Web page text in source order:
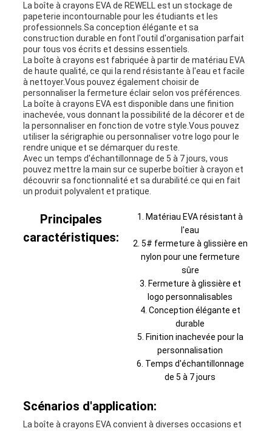
La boîte à crayons EVA de REWELL est un stockage de
papeterie incontournable pour les étudiants et les
professionnels.Sa conception élégante et sa
construction durable en font l'outil d'organisation parfait
pour tous vos écrits et dessins essentiels.
La boîte à crayons est fabriquée à partir de matériau EVA
de haute qualité, ce qui la rend résistante à l'eau et facile
à nettoyer.Vous pouvez également choisir de
personnaliser la fermeture éclair selon vos préférences.
La boîte à crayons EVA est disponible dans une finition
inachevée, vous donnant la possibilité de la décorer et de
la personnaliser en fonction de votre style.Vous pouvez
utiliser la sérigraphie ou personnaliser votre logo pour le
rendre unique et se démarquer du reste.
Avec un temps d'échantillonnage de 5 à 7 jours, vous
pouvez mettre la main sur ce superbe boîtier à crayon et
découvrir sa fonctionnalité et sa durabilité.ce qui en fait
un produit polyvalent et pratique.
Principales
caractéristiques:
Matériau EVA résistant à
l'eau
5# fermeture à glissière en
nylon pour une fermeture
sûre
Fermeture à glissière et
logo personnalisables
Conception élégante et
durable
Finition inachevée pour la
personnalisation
Temps d'échantillonnage
de 5 à 7 jours
Scénarios d'application:
La boîte à crayons EVA convient à diverses occasions et